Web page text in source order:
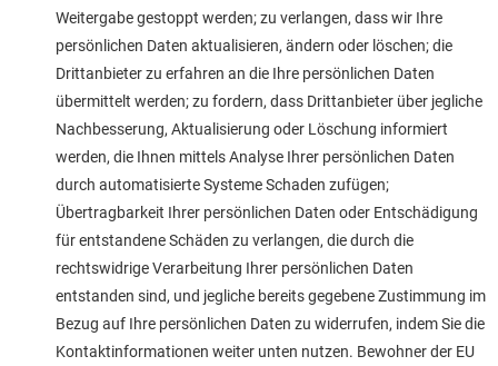
Weitergabe gestoppt werden; zu verlangen, dass wir Ihre
persönlichen Daten aktualisieren, ändern oder löschen; die
Drittanbieter zu erfahren an die Ihre persönlichen Daten
übermittelt werden; zu fordern, dass Drittanbieter über jegliche
Nachbesserung, Aktualisierung oder Löschung informiert
werden, die Ihnen mittels Analyse Ihrer persönlichen Daten
durch automatisierte Systeme Schaden zufügen;
Übertragbarkeit Ihrer persönlichen Daten oder Entschädigung
für entstandene Schäden zu verlangen, die durch die
rechtswidrige Verarbeitung Ihrer persönlichen Daten
entstanden sind, und jegliche bereits gegebene Zustimmung im
Bezug auf Ihre persönlichen Daten zu widerrufen, indem Sie die
Kontaktinformationen weiter unten nutzen. Bewohner der EU